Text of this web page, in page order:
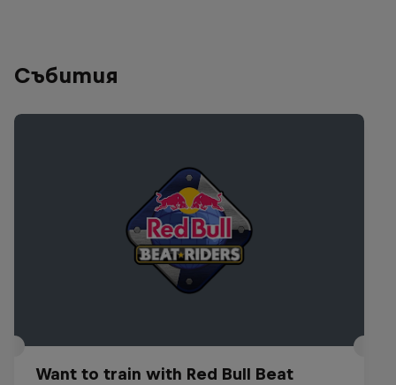
Събития
Want to train with Red Bull Beat